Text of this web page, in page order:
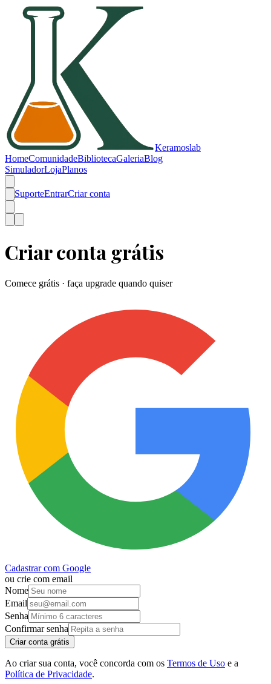
Keramoslab
HomeComunidadeBibliotecaGaleriaBlog
SimuladorLojaPlanos
SuporteEntrarCriar conta
Criar conta grátis
Comece grátis · faça upgrade quando quiser
Cadastrar com Google
ou crie com email
Nome
Email
Senha
Confirmar senha
Criar conta grátis
Ao criar sua conta, você concorda com os Termos de Uso e a
Política de Privacidade.